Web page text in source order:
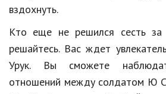
Разное
Работа и бизнес
Животные
Еда и напитки
вздохнуть.
Кто еще не решился сесть
решайтесь. Вас ждет
Урук. Вы сможете
отношений между солдатом Ю